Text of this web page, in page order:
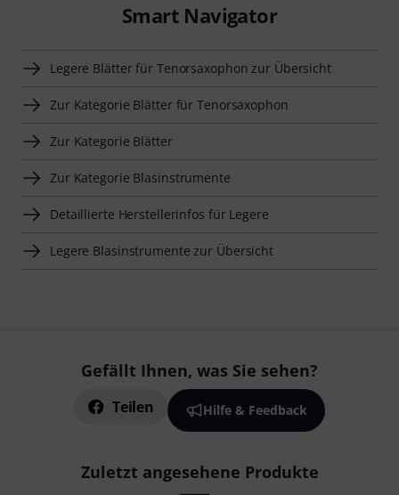
Smart Navigator
Legere Blätter für Tenorsaxophon zur Übersicht
Zur Kategorie Blätter für Tenorsaxophon
Zur Kategorie Blätter
Zur Kategorie Blasinstrumente
Detaillierte Herstellerinfos für Legere
Legere Blasinstrumente zur Übersicht
Gefällt Ihnen, was Sie sehen?
Teilen Hilfe & Feedback
Zuletzt angesehene Produkte